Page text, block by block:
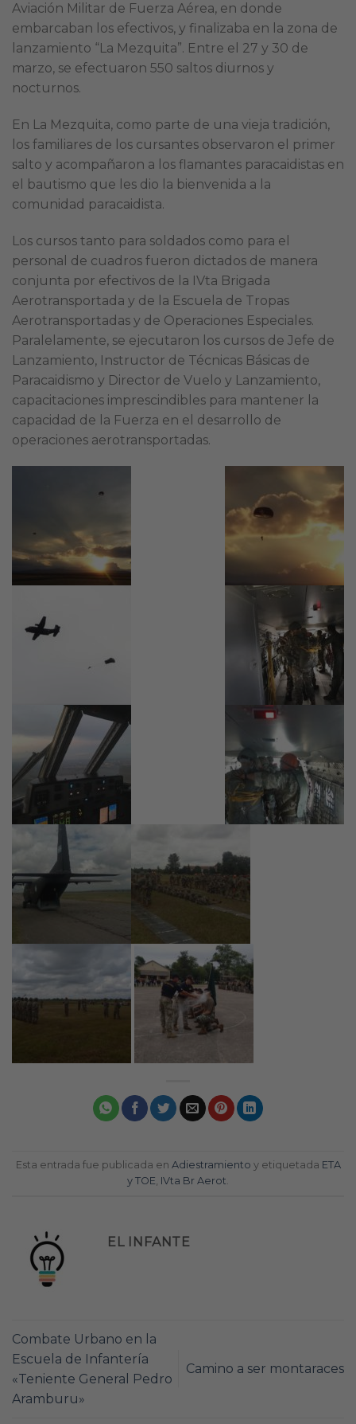
Aviación Militar de Fuerza Aérea, en donde
embarcaban los efectivos, y finalizaba en la zona de
lanzamiento “La Mezquita”. Entre el 27 y 30 de
marzo, se efectuaron 550 saltos diurnos y
nocturnos.
En La Mezquita, como parte de una vieja tradición,
los familiares de los cursantes observaron el primer
salto y acompañaron a los flamantes paracaidistas en
el bautismo que les dio la bienvenida a la
comunidad paracaidista.
Los cursos tanto para soldados como para el
personal de cuadros fueron dictados de manera
conjunta por efectivos de la IVta Brigada
Aerotransportada y de la Escuela de Tropas
Aerotransportadas y de Operaciones Especiales.
Paralelamente, se ejecutaron los cursos de Jefe de
Lanzamiento, Instructor de Técnicas Básicas de
Paracaidismo y Director de Vuelo y Lanzamiento,
capacitaciones imprescindibles para mantener la
capacidad de la Fuerza en el desarrollo de
operaciones aerotransportadas.
Esta entrada fue publicada en Adiestramiento y etiquetada ETA
y TOE IVta Br Aerot
EL INFANTE
Combate Urbano en la
Escuela de Infantería
«Teniente General Pedro
Aramburu»
Camino a ser montaraces